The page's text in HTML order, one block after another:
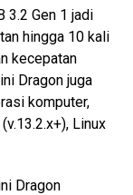
3.2 Gen 1 jadi
hingga 10 kali
kecepatan
Dragon juga
komputer,
Linux
Dragon